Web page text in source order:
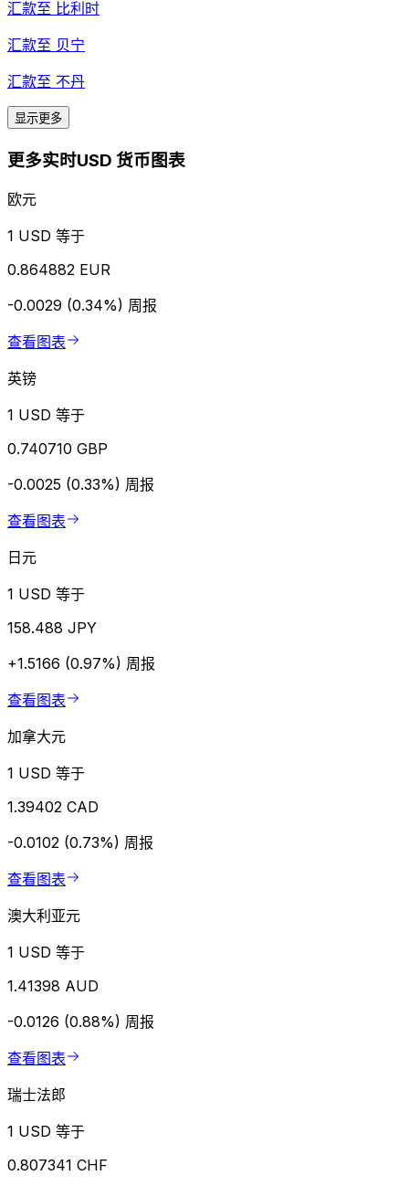
汇款至 比利时
汇款至 贝宁
汇款至 不丹
显示更多
更多实时USD 货币图表
欧元
1 USD 等于
0.864882 EUR
-0.0029 (0.34%) 周报
查看图表
英镑
1 USD 等于
0.740710 GBP
-0.0025 (0.33%) 周报
查看图表
日元
1 USD 等于
158.488 JPY
+1.5166 (0.97%) 周报
查看图表
加拿大元
1 USD 等于
1.39402 CAD
-0.0102 (0.73%) 周报
查看图表
澳大利亚元
1 USD 等于
1.41398 AUD
-0.0126 (0.88%) 周报
查看图表
瑞士法郎
1 USD 等于
0.807341 CHF